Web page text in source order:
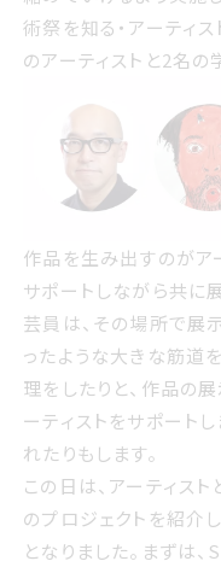
術祭を知る・アーティ
のアーティストと2名の
作品を生み出すのがア
サポートしながら共に
芸員は、その場所で展
ったような大きな筋道
理をしたりと、作品の
ーティストをサポート
れたりもします。
この日は、アーティス
のプロジェクトを紹介
となりました。 まずは